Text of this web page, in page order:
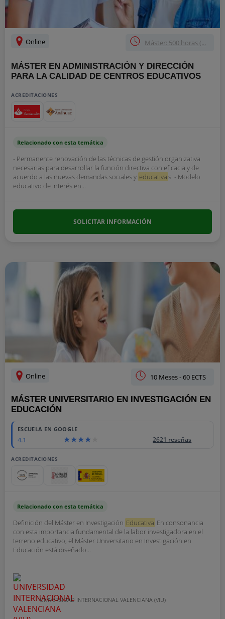
Online Máster: 500 horas (...
MÁSTER EN ADMINISTRACIÓN Y DIRECCIÓN
PARA LA CALIDAD DE CENTROS EDUCATIVOS
ACREDITACIONES
Relacionado con esta temática
- Permanente renovación de las técnicas de gestión organizativa
necesarias para desarrollar la función directiva con eficacia y de
acuerdo a las nuevas demandas sociales y educativas. - Modelo
educativo de interés en...
SOLICITAR INFORMACIÓN
Online 10 Meses - 60 ECTS
MÁSTER UNIVERSITARIO EN INVESTIGACIÓN EN
EDUCACIÓN
ESCUELA EN GOOGLE
4.1 2621 reseñas
ACREDITACIONES
Relacionado con esta temática
Definición del Máster en Investigación Educativa En consonancia
con esta importancia fundamental de la labor investigadora en el
terreno educativo, el Máster Universitario en Investigación en
Educación está diseñado...
UNIVERSIDAD INTERNACIONAL VALENCIANA (VIU)